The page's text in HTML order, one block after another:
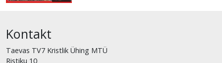
Kontakt
Taevas TV7 Kristlik Ühing MTÜ
Ristiku 10